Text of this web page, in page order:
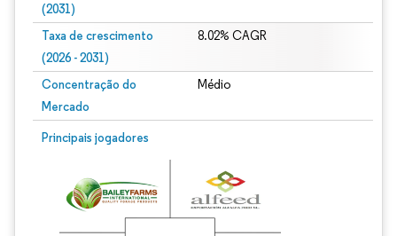
(2031)
Taxa de crescimento
(2026 - 2031)
8.02% CAGR
Concentração do
Mercado
Médio
Principais jogadores
Imagem © Mordor Intelligence. O reuso requer atribuição conforme CC BY 4.0.